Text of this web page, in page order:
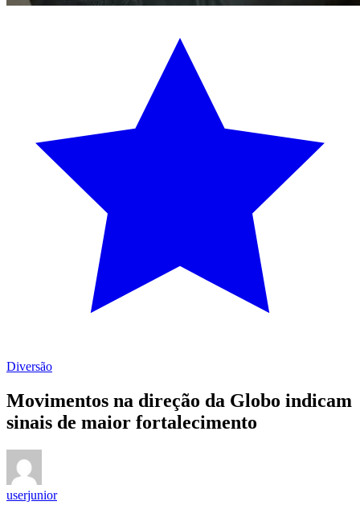
Diversão
Movimentos na direção da Globo indicam
sinais de maior fortalecimento
userjunior